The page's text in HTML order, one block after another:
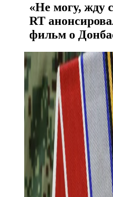
«Не могу, жду
RT
фильм о